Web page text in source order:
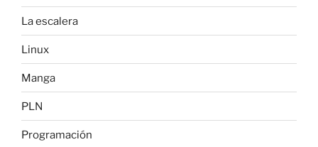
La escalera
Linux
Manga
PLN
Programación